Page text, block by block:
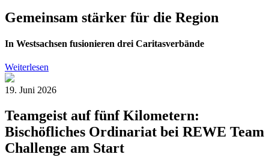
Gemeinsam stärker für die Region
In Westsachsen fusionieren drei Caritasverbände
Weiterlesen
19. Juni 2026
Teamgeist auf fünf Kilometern:
Bischöfliches Ordinariat bei REWE Team
Challenge am Start